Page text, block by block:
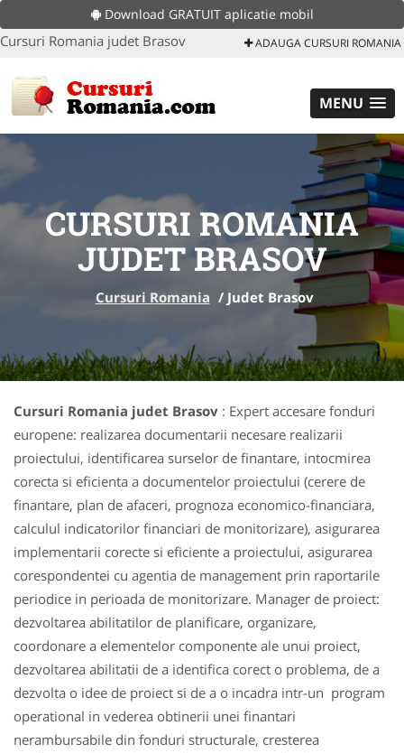
Download GRATUIT aplicatie mobil
Cursuri Romania judet Brasov ADAUGA CURSURI ROMANIA
MENU
CURSURI ROMANIA
JUDET BRASOV
Cursuri Romania / Judet Brasov
Cursuri Romania judet Brasov : Expert accesare fonduri
europene: realizarea documentarii necesare realizarii
proiectului, identificarea surselor de finantare, intocmirea
corecta si eficienta a documentelor proiectului (cerere de
finantare, plan de afaceri, prognoza economico-financiara,
calculul indicatorilor financiari de monitorizare), asigurarea
implementarii corecte si eficiente a proiectului, asigurarea
corespondentei cu agentia de management prin raportarile
periodice in perioada de monitorizare. Manager de proiect:
dezvoltarea abilitatilor de planificare, organizare,
coordonare a elementelor componente ale unui proiect,
dezvoltarea abilitatii de a identifica corect o problema, de a
dezvolta o idee de proiect si de a o incadra intr-un program
operational in vederea obtinerii unei finantari
nerambursabile din fonduri structurale, cresterea